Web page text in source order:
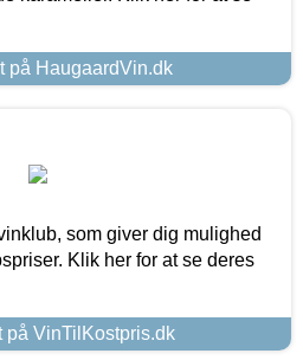
på HaugaardVin.dk
som giver dig mulighed
Klik her for at se deres
på VinTilKostpris.dk